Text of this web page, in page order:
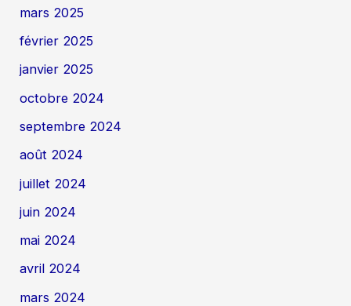
mars 2025
février 2025
janvier 2025
octobre 2024
septembre 2024
août 2024
juillet 2024
juin 2024
mai 2024
avril 2024
mars 2024